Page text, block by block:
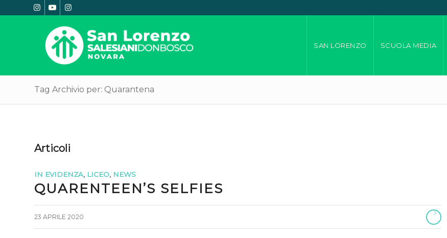
SAN LORENZO SCUOLA MEDIA
Tag Archivio per: Quarantena
Articoli
IN EVIDENZA, LICEO, NEWS
QUARENTEEN’S SELFIES
23 APRILE 2020